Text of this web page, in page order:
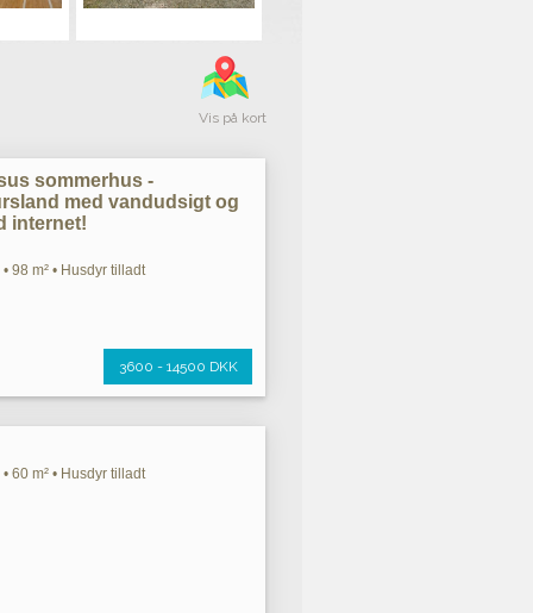
Vis på kort
sommerhus -
med vandudsigt og
internet!
98 m² • Husdyr tilladt
3600 - 14500 DKK
60 m² • Husdyr tilladt